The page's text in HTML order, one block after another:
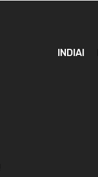
INDIAI